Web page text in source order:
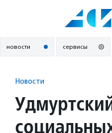
новости сервисы
Новости